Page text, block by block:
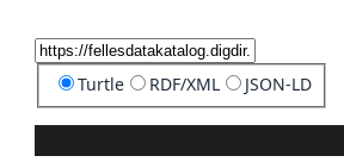
Turtle RDF/XML JSON-LD